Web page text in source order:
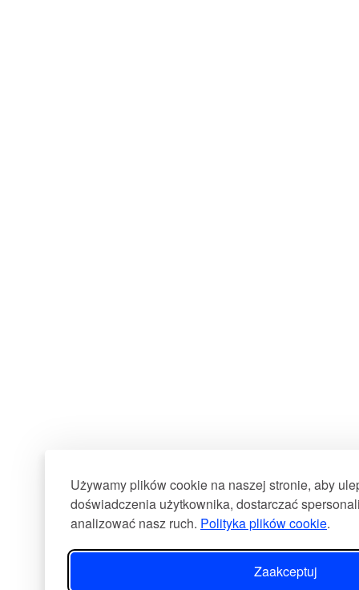
Używamy plików cookie na naszej stronie, aby
doświadczenia użytkownika, dostarczać
analizować nasz ruch. Polityka plików cookie.
Zaakceptuj